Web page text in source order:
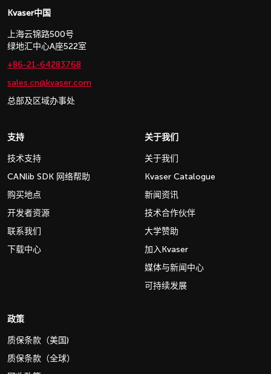
Kvaser中国
上海云锦路500号
绿地汇中心A座522室
+86-21-64283768
sales.cn@kvaser.com
总部及区域办事处
支持
技术支持
CANlib SDK 网络帮助
购买地点
开发者资源
联系我们
下载中心
关于我们
关于我们
Kvaser Catalogue
新闻资讯
技术合作伙伴
大学赞助
加入Kvaser
媒体与新闻中心
可持续发展
政策
质保条款（美国)
质保条款（全球）